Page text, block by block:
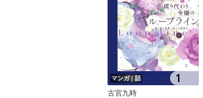
マンガ｜話
古宮九時